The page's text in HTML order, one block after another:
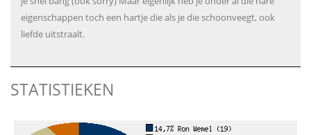
eigenschappen toch een hartje die als je die schoonveegt, ook
liefde uitstraalt.
STATISTIEKEN